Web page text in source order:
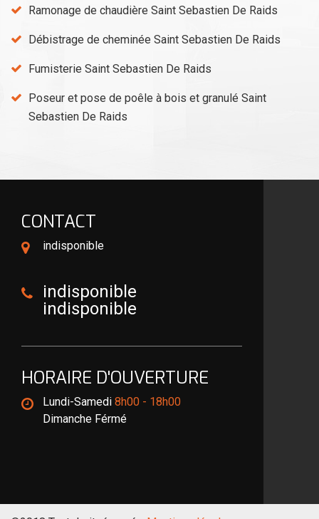
Ramonage de chaudière Saint Sebastien De Raids
Débistrage de cheminée Saint Sebastien De Raids
Fumisterie Saint Sebastien De Raids
Poseur et pose de poêle à bois et granulé Saint
Sebastien De Raids
CONTACT
indisponible
indisponible
indisponible
HORAIRE D'OUVERTURE
Lundi-Samedi 8h00 - 18h00
Dimanche Férmé